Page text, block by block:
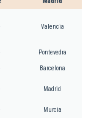
Valencia
Pontevedra
Barcelona
Madrid
Murcia